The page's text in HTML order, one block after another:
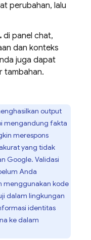
perubahan, lalu
di panel chat,
dan konteks
juga dapat
tambahan.
output
mengandung fakta
merespons
yang tidak
Google. Validasi
Anda
menggunakan kode
dalam lingkungan
identitas
ke dalam